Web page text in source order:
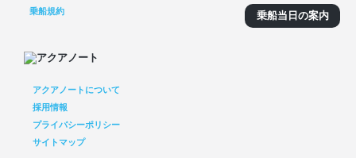
乗船当日の案内
乗船規約
アクアノートについて
採用情報
プライバシーポリシー
サイトマップ